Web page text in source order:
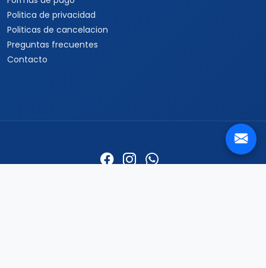
Politica de privacidad
Politicas de cancelacion
Preguntas frecuentes
Contacto